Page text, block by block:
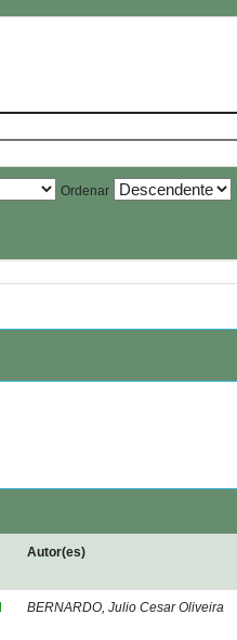
Ordenar
Autor(es)
BERNARDO, Julio Cesar Oliveira